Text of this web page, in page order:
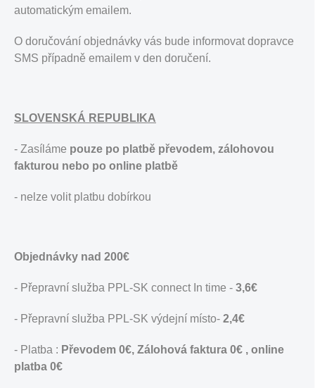
automatickým emailem.
O doručování objednávky vás bude informovat dopravce
SMS případně emailem v den doručení.
SLOVENSKÁ REPUBLIKA
- Zasíláme pouze po platbě převodem, zálohovou
fakturou nebo po online platbě
- nelze volit platbu dobírkou
Objednávky nad 200€
- Přepravní služba PPL-SK connect In time - 3,6€
- Přepravní služba PPL-SK výdejní místo- 2,4€
- Platba : Převodem 0€, Zálohová faktura 0€ , online
platba 0€